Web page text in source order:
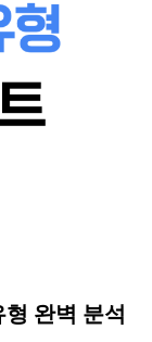
완벽 분석